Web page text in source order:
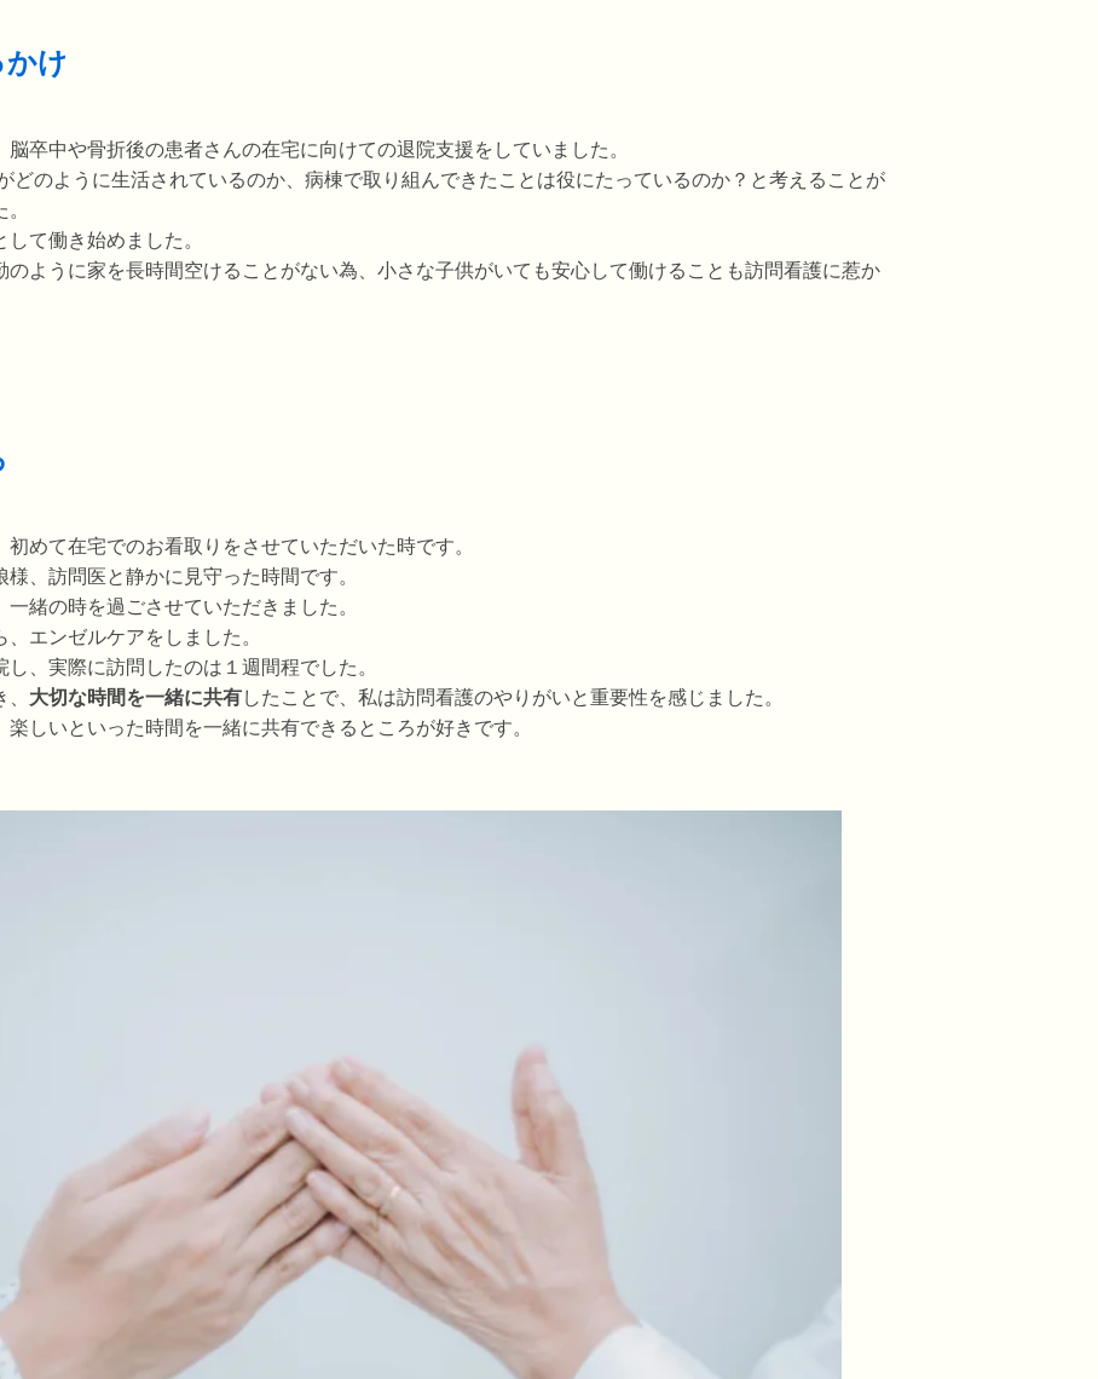
け
卒中や骨折後の患者さんの在宅に向けての退院支援をしていました。
どのように生活されているのか、病棟で取り組んできたことは役にたっているのか？と考えることが
て働き始めました。
ように家を長時間空けることがない為、小さな子供がいても安心して働けることも訪問看護に惹か
めて在宅でのお看取りをさせていただいた時です。
、訪問医と静かに見守った時間です。
緒の時を過ごさせていただきました。
エンゼルケアをしました。
、実際に訪問したのは１週間程でした。
大切な時間を一緒に共有したことで、私は訪問看護のやりがいと重要性を感じました。
しいといった時間を一緒に共有できるところが好きです。